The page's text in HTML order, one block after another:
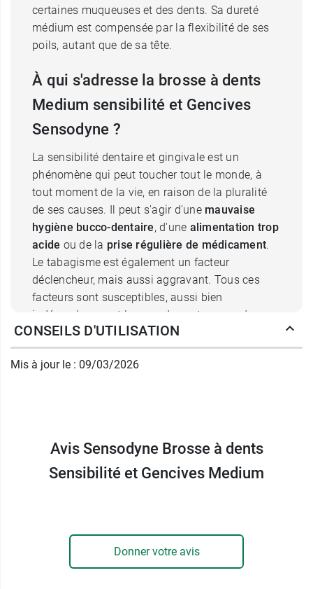
certaines muqueuses et des dents. Sa dureté
médium est compensée par la flexibilité de ses
poils, autant que de sa tête.
À qui s'adresse la brosse à dents
Medium sensibilité et Gencives
Sensodyne ?
La sensibilité dentaire et gingivale est un
phénomène qui peut toucher tout le monde, à
tout moment de la vie, en raison de la pluralité
de ses causes. Il peut s'agir d'une mauvaise
hygiène bucco-dentaire, d'une alimentation trop
acide ou de la prise régulière de médicament.
Le tabagisme est également un facteur
déclencheur, mais aussi aggravant. Tous ces
facteurs sont susceptibles, aussi bien
indépendamment les uns des autres que de
façon combinée, de fragiliser les gencives, ainsi
que l'émail, la couche protectrice des dents. Or,
outre le désagrément au quotidien et notamment
Les atouts de la brosse à dents
Sensibilité et Gencives Sensodyne
En premier lieu, cette brosse à dents dispose de
qui offrent unnettoyage précis et
efficace, quelle que soit la zone. En effet, ils
CONSEILS D'UTILISATION
Mis à jour le : 09/03/2026
Avis Sensodyne Brosse à dents
Sensibilité et Gencives Medium
Donner votre avis